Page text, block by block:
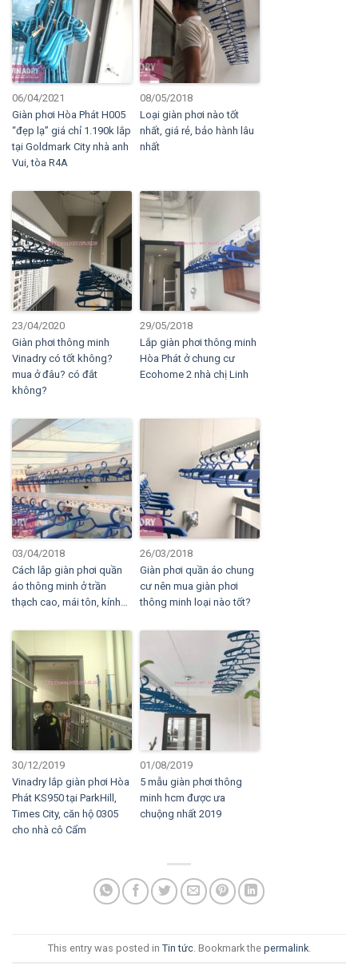
06/04/2021
Giàn phơi Hòa Phát H005
“đẹp lạ” giá chỉ 1.190k lắp
tại Goldmark City nhà anh
Vui, tòa R4A
08/05/2018
Loại giàn phơi nào tốt
nhất, giá rẻ, bảo hành lâu
nhất
23/04/2020
Giàn phơi thông minh
Vinadry có tốt không?
mua ở đâu? có đắt
không?
29/05/2018
Lắp giàn phơi thông minh
Hòa Phát ở chung cư
Ecohome 2 nhà chị Linh
03/04/2018
Cách lắp giàn phơi quần
áo thông minh ở trần
thạch cao, mái tôn, kính…
26/03/2018
Giàn phơi quần áo chung
cư nên mua giàn phơi
thông minh loại nào tốt?
30/12/2019
Vinadry lắp giàn phơi Hòa
Phát KS950 tại ParkHill,
Times City, căn hộ 0305
cho nhà cô Cẩm
01/08/2019
5 mẫu giàn phơi thông
minh hcm được ưa
chuộng nhất 2019
This entry was posted in Tin tức. Bookmark the permalink.